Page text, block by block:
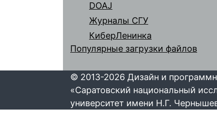
DOAJ
Журналы СГУ
КиберЛенинка
Популярные загрузки файлов
© 2013-2026 Дизайн и
«Саратовский национальный
университет имени Н.Г.